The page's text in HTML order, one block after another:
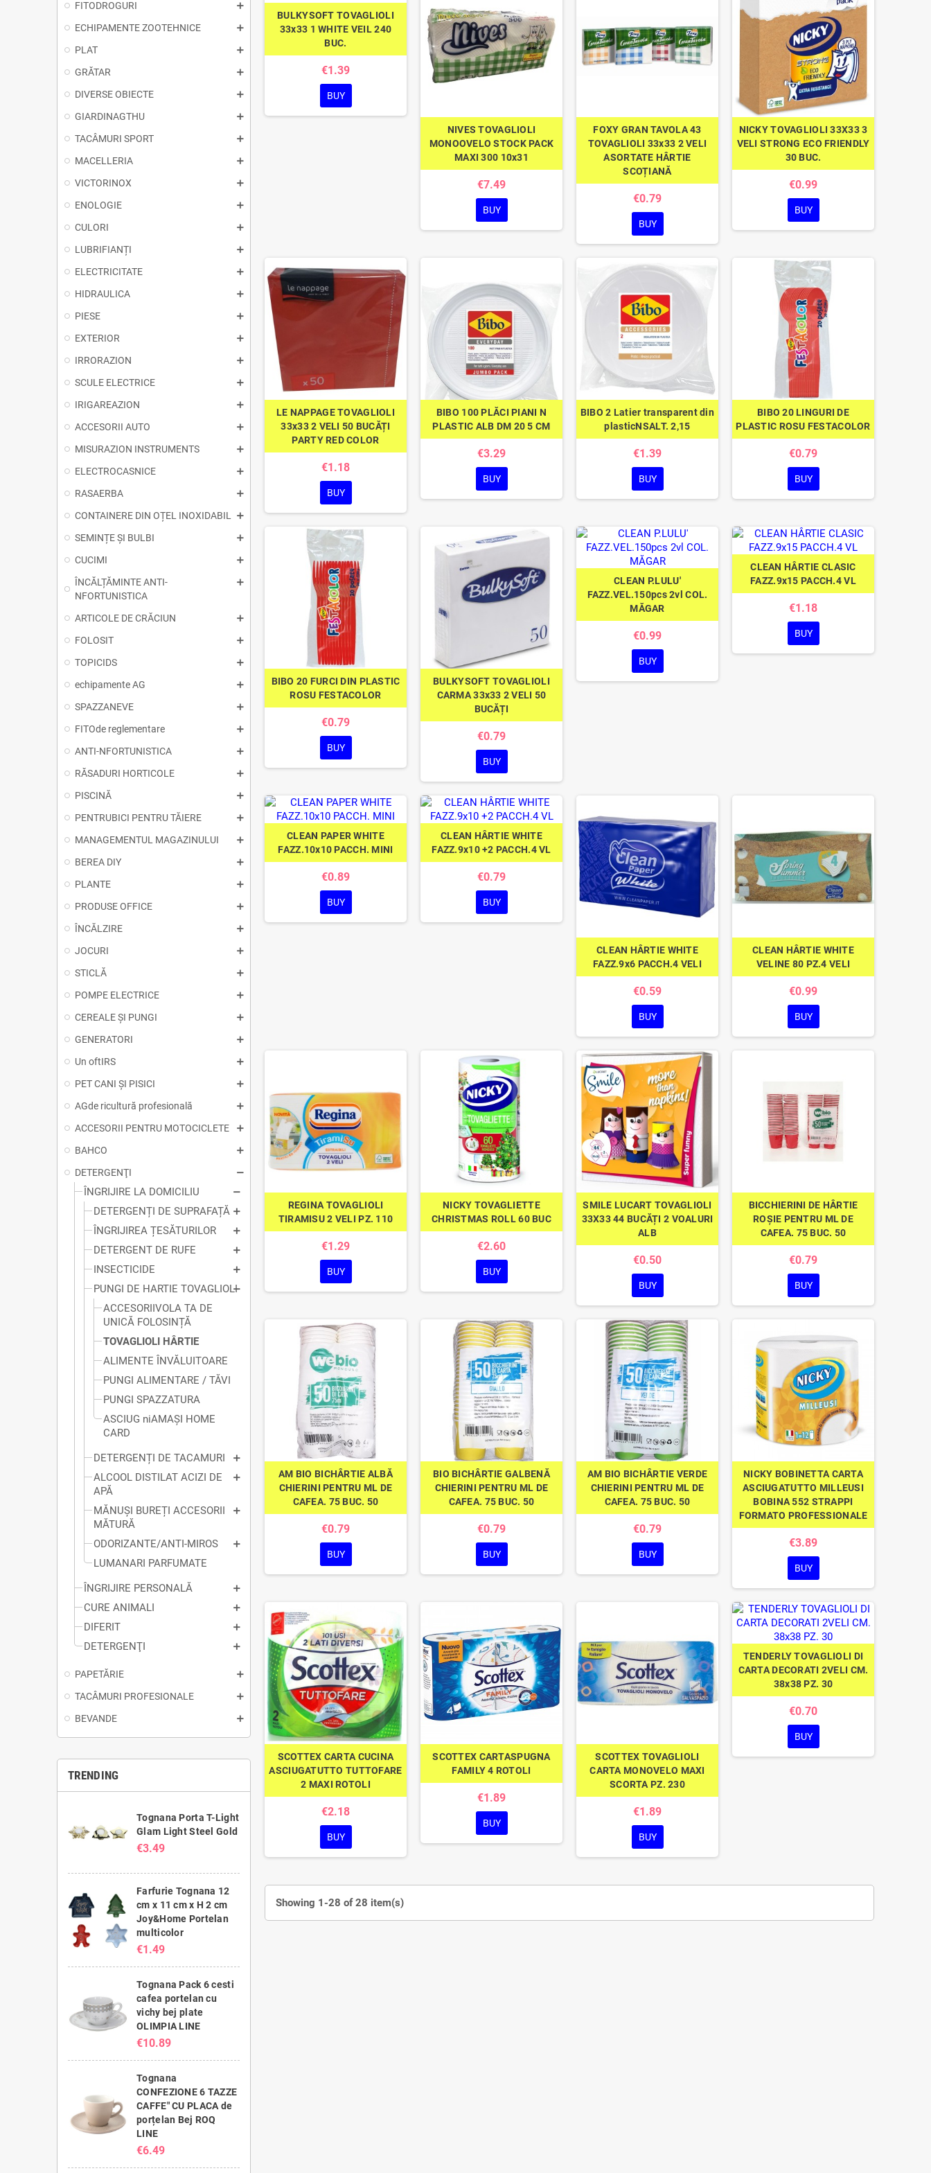
FITODROGURI
ECHIPAMENTE ZOOTEHNICE
PLAT
GRĂTAR
DIVERSE OBIECTE
GIARDINAGTHU
TACÂMURI SPORT
MACELLERIA
VICTORINOX
ENOLOGIE
CULORI
LUBRIFIANȚI
ELECTRICITATE
HIDRAULICA
PIESE
EXTERIOR
IRRORAZION
SCULE ELECTRICE
IRIGAREAZION
ACCESORII AUTO
MISURAZION INSTRUMENTS
ELECTROCASNICE
RASAERBA
CONTAINERE DIN OȚEL INOXIDABIL
SEMINȚE ȘI BULBI
CUCIMI
ÎNCĂLȚĂMINTE ANTI-
NFORTUNISTICA
ARTICOLE DE CRĂCIUN
FOLOSIT
TOPICIDS
echipamente AG
SPAZZANEVE
FITOde reglementare
ANTI-NFORTUNISTICA
RĂSADURI HORTICOLE
PISCINĂ
PENTRUBICI PENTRU TĂIERE
MANAGEMENTUL MAGAZINULUI
BEREA DIY
PLANTE
PRODUSE OFFICE
ÎNCĂLZIRE
JOCURI
STICLĂ
POMPE ELECTRICE
CEREALE ȘI PUNGI
GENERATORI
Un oftIRS
PET CANI ȘI PISICI
AGde ricultură profesională
ACCESORII PENTRU MOTOCICLETE
BAHCO
DETERGENŢI
ÎNGRIJIRE LA DOMICILIU
DETERGENȚI DE SUPRAFAȚĂ
ÎNGRIJIREA ȚESĂTURILOR
DETERGENT DE RUFE
INSECTICIDE
PUNGI DE HARTIE TOVAGLIOLI
ACCESORIIVOLA TA DE
UNICĂ FOLOSINȚĂ
TOVAGLIOLI HÂRTIE
ALIMENTE ÎNVĂLUITOARE
PUNGI ALIMENTARE / TĂVI
PUNGI SPAZZATURA
ASCIUG niAMAȘI HOME
CARD
DETERGENȚI DE TACAMURI
ALCOOL DISTILAT ACIZI DE
APĂ
MĂNUȘI BUREȚI ACCESORII
MĂTURĂ
ODORIZANTE/ANTI-MIROS
LUMANARI PARFUMATE
ÎNGRIJIRE PERSONALĂ
CURE ANIMALI
DIFERIT
DETERGENŢI
PAPETĂRIE
TACÂMURI PROFESIONALE
BEVANDE
TRENDING
Tognana Porta T-Light
Glam Light Steel Gold
€3.49
Farfurie Tognana 12
cm x 11 cm x H 2 cm
Joy&Home Portelan
multicolor
€1.49
Tognana Pack 6 cesti
cafea portelan cu
vichy bej plate
OLIMPIA LINE
€10.89
Tognana
CONFEZIONE 6 TAZZE
CAFFE" CU PLACA de
porțelan Bej ROQ
LINE
€6.49
BULKYSOFT TOVAGLIOLI
33x33 1 WHITE VEIL 240
BUC.
€1.39
BUY
NIVES TOVAGLIOLI
MONOOVELO STOCK PACK
MAXI 300 10x31
€7.49
BUY
FOXY GRAN TAVOLA 43
TOVAGLIOLI 33x33 2 VELI
ASORTATE HÂRTIE
SCOȚIANĂ
€0.79
BUY
NICKY TOVAGLIOLI 33X33 3
VELI STRONG ECO FRIENDLY
30 BUC.
€0.99
BUY
LE NAPPAGE TOVAGLIOLI
33x33 2 VELI 50 BUCĂȚI
PARTY RED COLOR
€1.18
BUY
BIBO 100 PLĂCI PIANI N
PLASTIC ALB DM 20 5 CM
€3.29
BUY
BIBO 2 Latier transparent din
plasticNSALT. 2,15
€1.39
BUY
BIBO 20 LINGURI DE
PLASTIC ROSU FESTACOLOR
€0.79
BUY
BIBO 20 FURCI DIN PLASTIC
ROSU FESTACOLOR
€0.79
BUY
BULKYSOFT TOVAGLIOLI
CARMA 33x33 2 VELI 50
BUCĂȚI
€0.79
BUY
CLEAN P.LULU'
FAZZ.VEL.150pcs 2vl COL.
MĂGAR
€0.99
BUY
CLEAN HÂRTIE CLASIC
FAZZ.9x15 PACCH.4 VL
€1.18
BUY
CLEAN PAPER WHITE
FAZZ.10x10 PACCH. MINI
€0.89
BUY
CLEAN HÂRTIE WHITE
FAZZ.9x10 +2 PACCH.4 VL
€0.79
BUY
CLEAN HÂRTIE WHITE
FAZZ.9x6 PACCH.4 VELI
€0.59
BUY
CLEAN HÂRTIE WHITE
VELINE 80 PZ.4 VELI
€0.99
BUY
REGINA TOVAGLIOLI
TIRAMISU 2 VELI PZ. 110
€1.29
BUY
NICKY TOVAGLIETTE
CHRISTMAS ROLL 60 BUC
€2.60
BUY
SMILE LUCART TOVAGLIOLI
33X33 44 BUCĂȚI 2 VOALURI
ALB
€0.50
BUY
BICCHIERINI DE HÂRTIE
ROȘIE PENTRU ML DE
CAFEA. 75 BUC. 50
€0.79
BUY
AM BIO BICHÂRTIE ALBĂ
CHIERINI PENTRU ML DE
CAFEA. 75 BUC. 50
€0.79
BUY
BIO BICHÂRTIE GALBENĂ
CHIERINI PENTRU ML DE
CAFEA. 75 BUC. 50
€0.79
BUY
AM BIO BICHÂRTIE VERDE
CHIERINI PENTRU ML DE
CAFEA. 75 BUC. 50
€0.79
BUY
NICKY BOBINETTA CARTA
ASCIUGATUTTO MILLEUSI
BOBINA 552 STRAPPI
FORMATO PROFESSIONALE
€3.89
BUY
SCOTTEX CARTA CUCINA
ASCIUGATUTTO TUTTOFARE
2 MAXI ROTOLI
€2.18
BUY
SCOTTEX CARTASPUGNA
FAMILY 4 ROTOLI
€1.89
BUY
SCOTTEX TOVAGLIOLI
CARTA MONOVELO MAXI
SCORTA PZ. 230
€1.89
BUY
TENDERLY TOVAGLIOLI DI
CARTA DECORATI 2VELI CM.
38x38 PZ. 30
€0.70
BUY
Showing 1-28 of 28 item(s)